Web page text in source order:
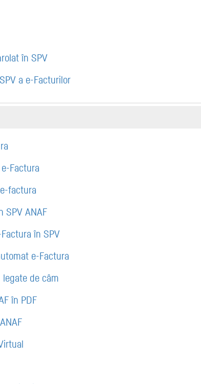
în SPV
a e-Facturilor
Factura
factura
SPV ANAF
în SPV
e-Factura
de câm
în PDF